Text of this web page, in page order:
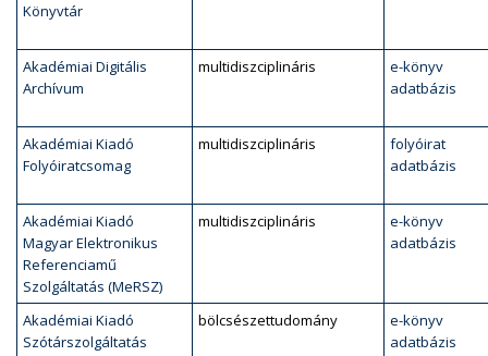
Könyvtár
Akadémiai Digitális
Archívum
multidiszciplináris
e-könyv
adatbázis
Akadémiai Kiadó
Folyóiratcsomag
multidiszciplináris
folyóirat
adatbázis
Akadémiai Kiadó
Magyar Elektronikus
Referenciamű
Szolgáltatás (MeRSZ)
multidiszciplináris
e-könyv
adatbázis
Akadémiai Kiadó
Szótárszolgáltatás
bölcsészettudomány
e-könyv
adatbázis